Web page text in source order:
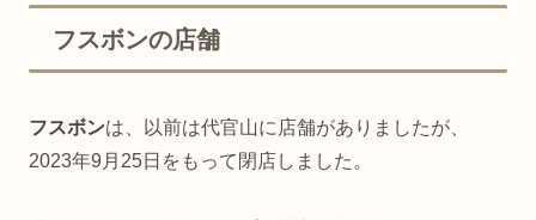
フスボンの店舗
フスボンは、以前は代官山に店舗がありましたが、
2023年9月25日をもって閉店しました。